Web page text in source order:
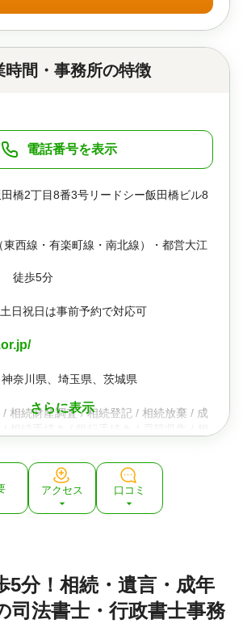
アクセス 口コミ
5分！相続・遺言・成年
司法書士・行政書士事務
時間・事務所の特徴
さらに表示
電話番号を表示
橋2丁目8番3号リードシー飯田橋ビル8
西線・有楽町線・南北線）・都営大江
徒歩5分
日祝日は事前予約で対応可
奈川県、埼玉県、茨城県
相続財産調査 / 相続登記 / 相続放棄 / 成
/ 相続手続き / 銀行手続き / 戸籍収集 / 相
/ 女性スタッフ対応可 / 土日相談可 / 初
以降相談可 / オンライン面談可 / 事務所面
京都行政書士会
症対策、企業法務、事業承継